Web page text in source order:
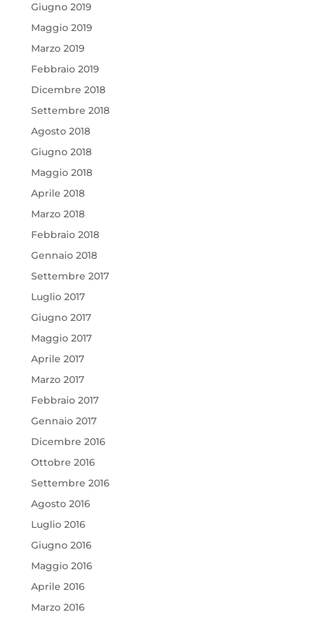
Giugno 2019
Maggio 2019
Marzo 2019
Febbraio 2019
Dicembre 2018
Settembre 2018
Agosto 2018
Giugno 2018
Maggio 2018
Aprile 2018
Marzo 2018
Febbraio 2018
Gennaio 2018
Settembre 2017
Luglio 2017
Giugno 2017
Maggio 2017
Aprile 2017
Marzo 2017
Febbraio 2017
Gennaio 2017
Dicembre 2016
Ottobre 2016
Settembre 2016
Agosto 2016
Luglio 2016
Giugno 2016
Maggio 2016
Aprile 2016
Marzo 2016